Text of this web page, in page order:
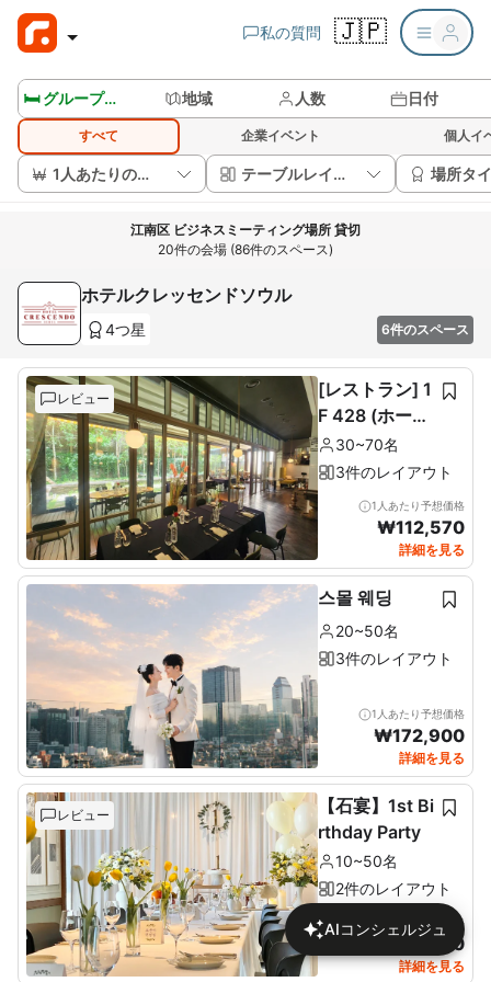
私の質問 🇯🇵
🛏️ グループルームを見る 地域 人数 日付
すべて 企業イベント 個人イ
1人あたりの価格 テーブルレイアウト 場所タ
江南区 ビジネスミーティング場所 貸切
20件の会場 (86件のスペース)
ホテルクレッセンドソウル
4つ星 6件のスペース
レビュー
[レストラン] 1
F 428 (ホール
60席+ルーム1
0席)
30~70名
3件のレイアウト
1人あたり予想価格
₩112,570
詳細を見る
스몰 웨딩
20~50名
3件のレイアウト
1人あたり予想価格
₩172,900
詳細を見る
レビュー
【石宴】1st Bi
rthday Party
10~50名
2件のレイアウト
1人あたり予想価格
137,680
詳細を見る
AIコンシェルジュ